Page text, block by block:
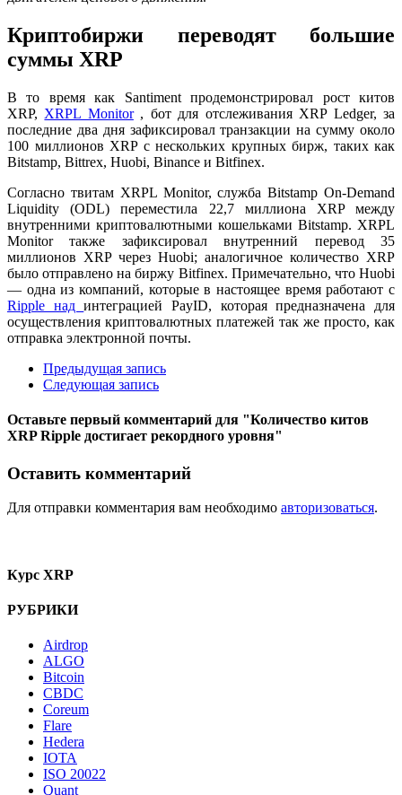
Криптобиржи переводят большие
суммы XRP
В то время как Santiment продемонстрировал рост китов
XRP, XRPL Monitor, бот для отслеживания XRP Ledger, за
последние два дня зафиксировал транзакции на сумму около
100 миллионов XRP с нескольких крупных бирж, таких как
Bitstamp, Bittrex, Huobi, Binance и Bitfinex.
Согласно твитам XRPL Monitor, служба Bitstamp On-Demand
Liquidity (ODL) переместила 22,7 миллиона XRP между
внутренними криптовалютными кошельками Bitstamp. XRPL
Monitor также зафиксировал внутренний перевод 35
миллионов XRP через Huobi; аналогичное количество XRP
было отправлено на биржу Bitfinex. Примечательно, что Huobi
— одна из компаний, которые в настоящее время работают с
Ripple надинтеграцией PayID, которая предназначена для
осуществления криптовалютных платежей так же просто, как
отправка электронной почты.
Предыдущая запись
Следующая запись
Оставьте первый комментарий для "Количество китов
XRP Ripple достигает рекордного уровня"
Оставить комментарий
Для отправки комментария вам необходимо авторизоваться.
Курс XRP
РУБРИКИ
Airdrop
ALGO
Bitcoin
CBDC
Coreum
Flare
Hedera
IOTA
ISO 20022
Quant